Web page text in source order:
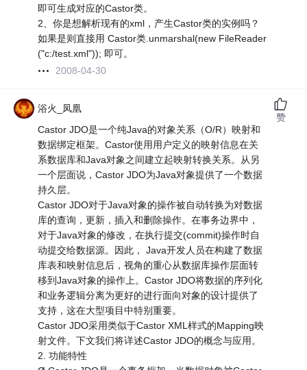
即可生成对应的Castor类。
2、你是想解析现有的xml，产生Castor类的实例吗？
如果是则直接用 Castor类.unmarshal(new FileReader
("c:/test.xml")); 即可。
2008-04-30
浴火_凤凰
Castor JDO是一个纯Java的对象关系（O/R）映射和
数据绑定框架。Castor使用用户定义的映射信息在关
系数据库和Java对象之间建立起映射转换关系。从另
一个层面说，Castor JDO为Java对象提供了一个数据
持久层。
Castor JDO对于Java对象的操作被自动转换为对数据
库的查询，更新，插入和删除操作。在事务边界中，
对于Java对象的修改，在执行提交(commit)操作时自
动提交给数据源。因此， Java开发人员在构建了数据
库表和映射信息后，视角的重心从数据库操作层面转
移到Java对象的操作上。Castor JDO将数据的序列化
和业务逻辑分离为更好的进行面向对象的设计提供了
支持，这在大型项目中特别重要。
Castor JDO采用类似于Castor XML样式的Mapping映
射文件。下文我们将详述Castor JDO的概念与应用。
2. 功能特性
赞